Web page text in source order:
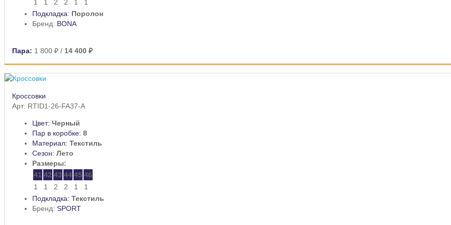
1 1 2 2 1
1
Подкладка: Поролон
Бренд: BONA
Пара: 1 800 ₽ / 14 400 ₽
Кроссовки
Арт: RTID1-26-FA37-A
Цвет: Черный
Пар в коробке: 8
Материал: Текстиль
Сезон: Лето
Размеры:
41 42 43 44 45 46
1
1 2 2 1
1
Подкладка: Текстиль
Бренд: SPORT